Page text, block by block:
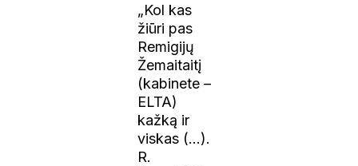
„Kol kas
žiūri pas
Remigijų
Žemaitaitį
(kabinete –
ELTA)
kažką ir
viskas (…).
R.